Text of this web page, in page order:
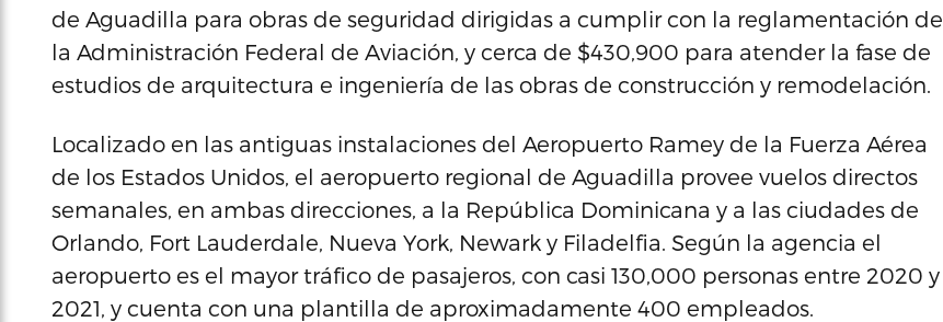
de Aguadilla para obras de seguridad dirigidas a cumplir con la reglamentación de
la Administración Federal de Aviación, y cerca de $430,900 para atender la fase de
estudios de arquitectura e ingeniería de las obras de construcción y remodelación.
Localizado en las antiguas instalaciones del Aeropuerto Ramey de la Fuerza Aérea
de los Estados Unidos, el aeropuerto regional de Aguadilla provee vuelos directos
semanales, en ambas direcciones, a la República Dominicana y a las ciudades de
Orlando, Fort Lauderdale, Nueva York, Newark y Filadelfia. Según la agencia el
aeropuerto es el mayor tráfico de pasajeros, con casi 130,000 personas entre 2020 y
2021, y cuenta con una plantilla de aproximadamente 400 empleados.